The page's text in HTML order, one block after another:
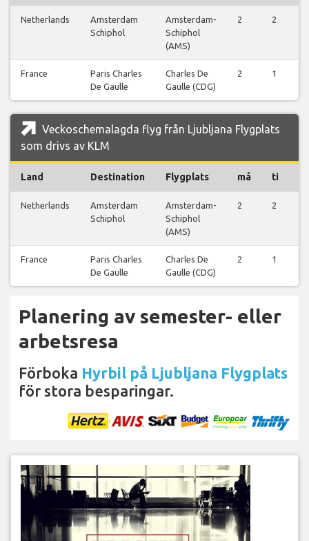
Netherlands
Amsterdam
Schiphol
Amsterdam-
Schiphol
(AMS)
2 2
France
Paris Charles
De Gaulle
Charles De
Gaulle (CDG)
2 1
Veckoschemalagda flyg från Ljubljana Flygplats
som drivs av KLM
Land Destination Flygplats må ti
Netherlands
Amsterdam
Schiphol
Amsterdam-
Schiphol
(AMS)
2 2
France
Paris Charles
De Gaulle
Charles De
Gaulle (CDG)
2 1
Planering av semester- eller
arbetsresa
Förboka Hyrbil på Ljubljana Flygplats
för stora besparingar.